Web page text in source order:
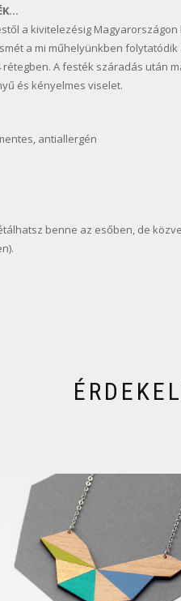
a kivitelezésig
a mi műhelyünkben
A festék száradás után
és kényelmes viselet.
antiallergén
benne az esőben, de